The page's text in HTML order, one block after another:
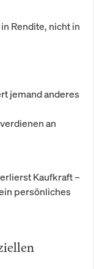
Rendite, nicht in
jemand anderes
an
Kaufkraft –
persönliches